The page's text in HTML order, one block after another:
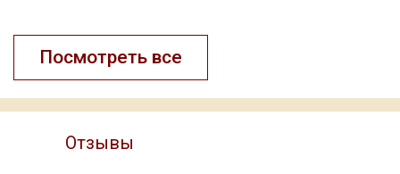
Посмотреть все
Отзывы